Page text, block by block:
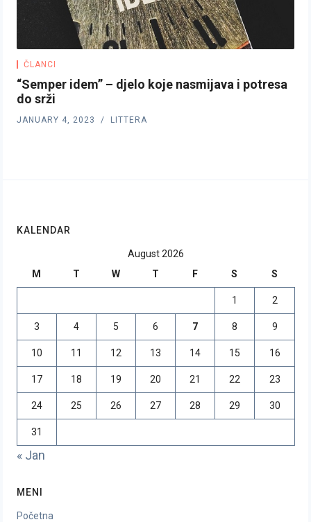
ČLANCI
“Semper idem” – djelo koje nasmijava i potresa
do srži
JANUARY 4, 2023 LITTERA
KALENDAR
August 2026
M
T W T F S S
1 2
3 4 5 6 7 8 9
10 11 12 13 14 15 16
17 18 19 20 21 22 23
24 25 26 27 28 29 30
31
« Jan
MENI
Početna